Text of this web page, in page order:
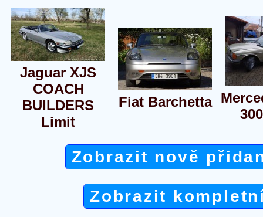
Jaguar XJS
COACH
BUILDERS
Limit
Fiat Barchetta
Zobrazit nově
Zobrazit